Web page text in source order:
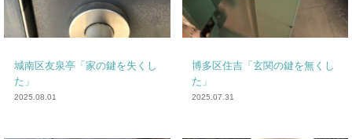
城南区友泉亭「家の鍵を失くし
た」
2025.08.01
博多区住吉「玄関の鍵を無くし
た」
2025.07.31